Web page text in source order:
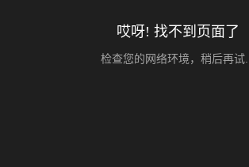
哎呀! 找不到页面了
检查您的网络环境，稍后再试...